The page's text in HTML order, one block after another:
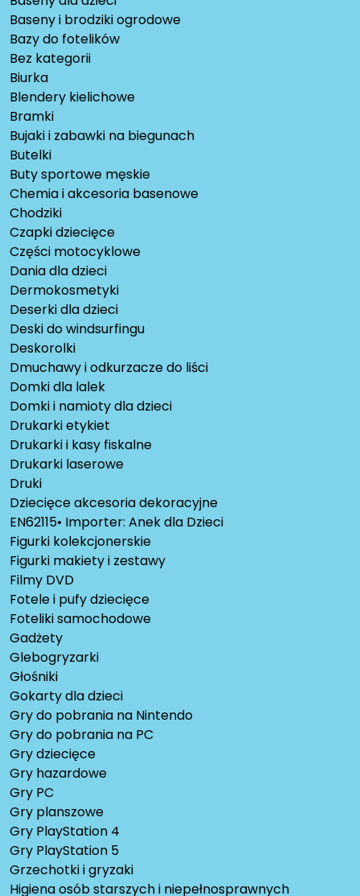
Baseny i brodziki ogrodowe
Bazy do fotelików
Bez kategorii
Biurka
Blendery kielichowe
Bramki
Bujaki i zabawki na biegunach
Butelki
Buty sportowe męskie
Chemia i akcesoria basenowe
Chodziki
Czapki dziecięce
Części motocyklowe
Dania dla dzieci
Dermokosmetyki
Deserki dla dzieci
Deski do windsurfingu
Deskorolki
Dmuchawy i odkurzacze do liści
Domki dla lalek
Domki i namioty dla dzieci
Drukarki etykiet
Drukarki i kasy fiskalne
Drukarki laserowe
Druki
Dziecięce akcesoria dekoracyjne
EN62115• Importer: Anek dla Dzieci
Figurki kolekcjonerskie
Figurki makiety i zestawy
Filmy DVD
Fotele i pufy dziecięce
Foteliki samochodowe
Gadżety
Glebogryzarki
Głośniki
Gokarty dla dzieci
Gry do pobrania na Nintendo
Gry do pobrania na PC
Gry dziecięce
Gry hazardowe
Gry PC
Gry planszowe
Gry PlayStation 4
Gry PlayStation 5
Grzechotki i gryzaki
Higiena osób starszych i niepełnosprawnych